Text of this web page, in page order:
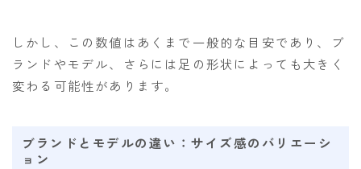
しかし、この数値はあくまで一般的な目安であり、ブ
ランドやモデル、さらには足の形状によっても大きく
変わる可能性があります。
ブランドとモデルの違い：サイズ感のバリエーシ
ョン